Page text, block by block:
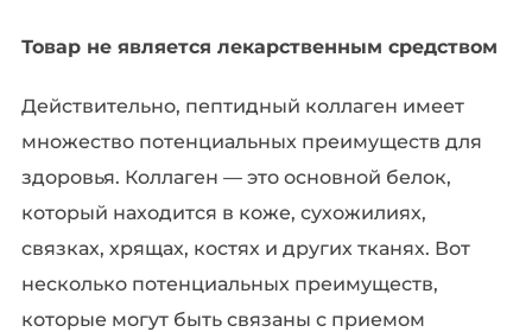
Товар не является лекарственным средством
Действительно, пептидный коллаген имеет
множество потенциальных преимуществ для
здоровья. Коллаген — это основной белок,
который находится в коже, сухожилиях,
связках, хрящах, костях и других тканях. Вот
несколько потенциальных преимуществ,
которые могут быть связаны с приемом